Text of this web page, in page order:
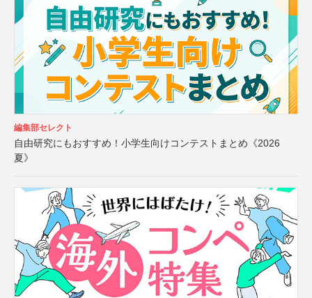
編集部セレクト
自由研究にもおすすめ！小学生向けコンテストまとめ《2026
夏》